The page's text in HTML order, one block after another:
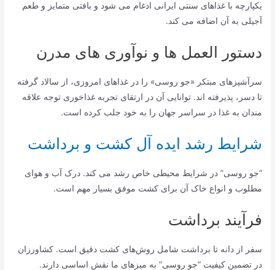
یکپارچه با غذاهای سنتی ایرانی ادغام می شود و بافتی متمایز و طعم
آجیلی به آن اضافه می کند.
دستور العمل ها و نوآوری های مدرن
سرآشپزهای مبتکر «جو روسی» را در غذاهای امروزی، از سالاد گرفته
تا دسر، پذیرفته اند. توانایی آن در ارتقای تجربه غذاخوری توجه علاقه
مندان به غذا در سراسر جهان را به خود جلب کرده است.
شرایط رشد ایده آل کشت و برداشت
“جو روسی” در شرایط محیطی خاص رشد می کند. درک آب و هوای
مطلوب و انواع خاک آن برای کشت موفق بسیار مهم است.
فرآیند برداشت
سفر از دانه تا برداشت شامل روش‌های کشت دقیق است. کشاورزان
در تضمین کیفیت “جو روسی” به میزهای ما نقش اساسی دارند.